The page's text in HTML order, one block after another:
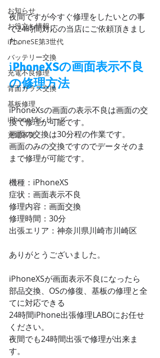
お知らせ
お役立ち情報
iPhoneSE第3世代
バッテリー交換
充電不良修理
背面ガラス交換
基板修理
iPhone15シリーズ
充電不良
夜間ですが今すぐ修理をしたいとの事
で24時間対応の当店にご依頼頂きまし
た。
iPhoneXSの画面表示不良
の修理方法
iPhoneXsの画面の表示不良は画面の交
換で修理が可能です。
画面の交換は30分程の作業です。
画面のみの交換ですのでデータそのま
まで修理が可能です。
機種：iPhoneXS
症状：画面表示不良
修理内容：画面交換
修理時間：30分
出張エリア：神奈川県川崎市川崎区
ありがとうございました。
iPhoneXSが画面表示不良になったら
部品交換、OSの修復、基板の修理と全
てに対応できる
24時間iPhone出張修理LABOにお任せ
ください。
夜間でも24時間出張で修理が出来ま
す。